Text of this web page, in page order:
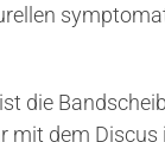
die
dem